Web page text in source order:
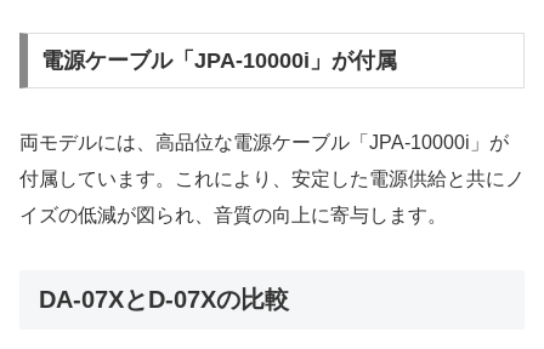
電源ケーブル「JPA-10000i」が付属
両モデルには、高品位な電源ケーブル「JPA-10000i」が
付属しています。これにより、安定した電源供給と共にノ
イズの低減が図られ、音質の向上に寄与します。
DA-07XとD-07Xの比較